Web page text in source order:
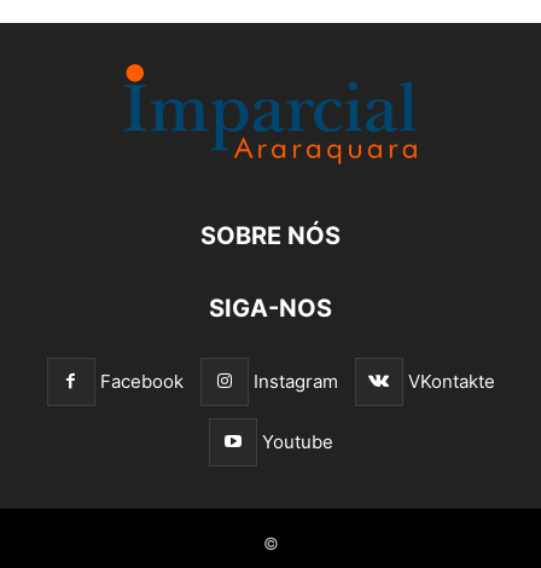
SOBRE NÓS
SIGA-NOS
Facebook Instagram VKontakte
Youtube
©